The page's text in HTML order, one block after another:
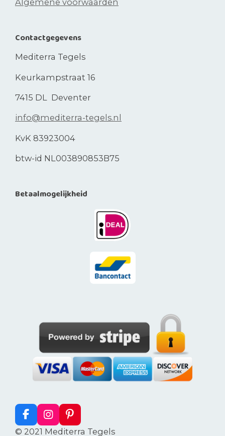
Contactgegevens
Mediterra Tegels
Keurkampstraat 16
7415 DL Deventer
info@mediterra-tegels.nl
KvK 83923004
btw-id NL003890853B75
Betaalmogelijkheid
F
a
I
n
P
i
© 2021 Mediterra Tegels